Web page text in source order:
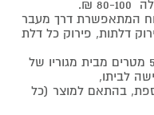
המתאפשרת דרך מעבר
דלתות, פירוק כל דלת
באם קיים מרחק הליכה העולה על 50 מטרים מבית מגוריו של
לביתו,
בהתאם למוצר (כל